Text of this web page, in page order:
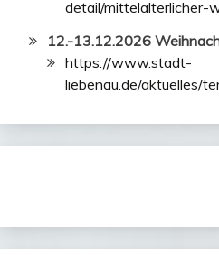
detail/mittelalterlicher-
12.-13.12.2026
https://www.stadt-
liebenau.de/aktuelles/